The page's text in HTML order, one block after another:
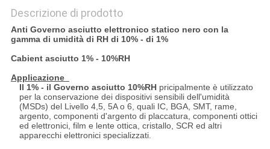
Descrizione di prodotto
Anti Governo asciutto elettronico statico nero con la
gamma di umidità di RH di 10% - di 1%
Cabient asciutto 1% - 10%RH
Applicazione
Il 1% - il Governo asciutto 10%RHpricipalmente è utilizzato
per la conservazione dei dispositivi sensibili dell'umidità
(MSDs) del Livello 4,5, 5A o 6, quali IC, BGA, SMT, rame,
argento, componenti d'argento di placcatura, componenti ottici
ed elettronici, film e lente ottica, cristallo, SCR ed altri
apparecchi elettronici specializzati.